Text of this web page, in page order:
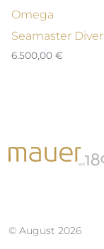
Omega
Seamaster Diver
6.500,00 €
© August 2026